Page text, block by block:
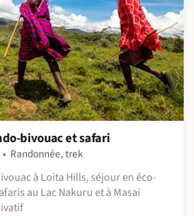
bivouac et safari
Randonnée, trek
à Loita Hills, séjour en éco-
au Lac Nakuru et à Masai